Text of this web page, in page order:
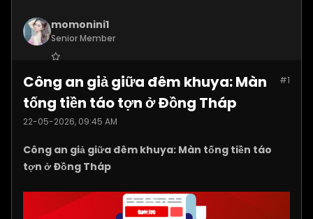
momonini1
Senior Member
Posts:5395 #1
Công an giả giữa đêm khuya: Màn
tống tiền táo tợn ở Đồng Tháp
22-05-2026, 09:45 AM
Công an giả giữa đêm khuya: Màn tống tiền táo
tợn ở Đồng Tháp